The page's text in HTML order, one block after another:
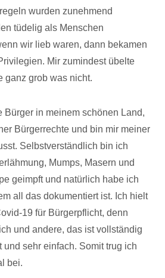
wurden zunehmend
tüdelig als Menschen
wir lieb waren, dann bekamen
Mir zumindest übelte
ganz grob was nicht.
Bürger in meinem schönen Land,
Bürgerrechte und bin mir meiner
Selbstverständlich bin ich
Mumps, Masern und
geimpft und natürlich habe ich
all das dokumentiert ist. Ich hielt
19 für Bürgerpflicht, denn
und andere, das ist vollständig
sehr einfach. Somit trug ich
bei.